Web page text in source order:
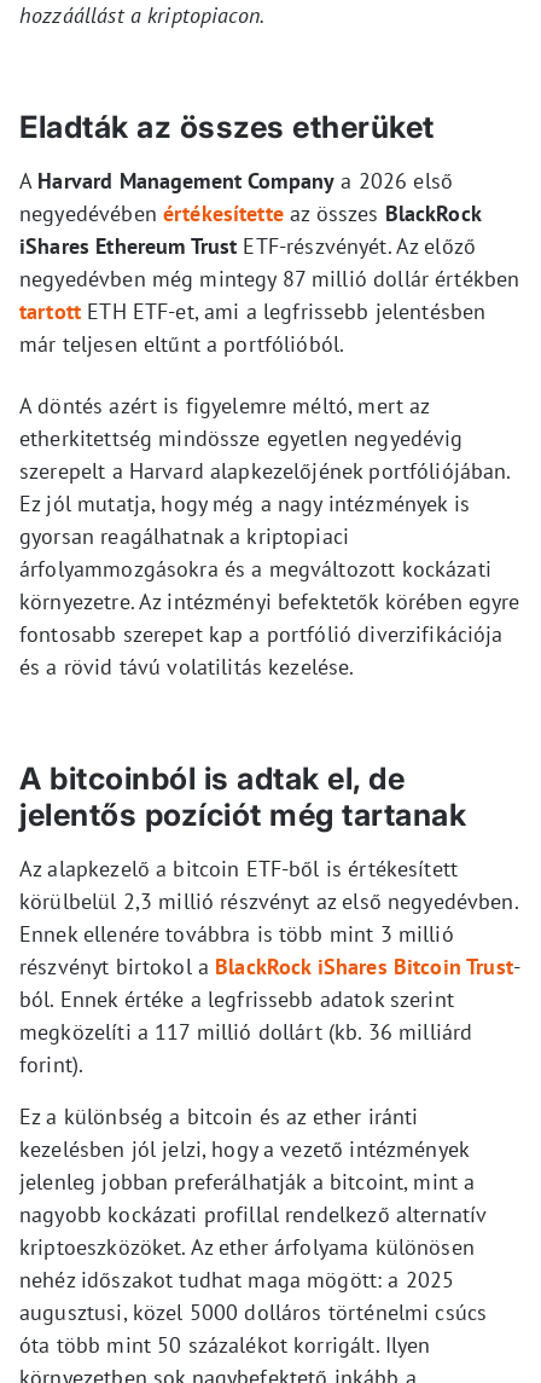
hozzáállást a kriptopiacon.
Eladták az összes etherüket
A Harvard Management Company a 2026 első
negyedévében értékesítetteaz összes BlackRock
iShares Ethereum Trust ETF-részvényét. Az előző
negyedévben még mintegy 87 millió dollár értékben
tartott ETH ETF-et, ami a legfrissebb jelentésben
már teljesen eltűnt a portfólióból.
A döntés azért is figyelemre méltó, mert az
etherkitettség mindössze egyetlen negyedévig
szerepelt a Harvard alapkezelőjének portfóliójában.
Ez jól mutatja, hogy még a nagy intézmények is
gyorsan reagálhatnak a kriptopiaci
árfolyammozgásokra és a megváltozott kockázati
környezetre. Az intézményi befektetők körében egyre
fontosabb szerepet kap a portfólió diverzifikációja
és a rövid távú volatilitás kezelése.
A bitcoinból is adtak el, de
jelentős pozíciót még tartanak
Az alapkezelő a bitcoin ETF-ből is értékesített
körülbelül 2,3 millió részvényt az első negyedévben.
Ennek ellenére továbbra is több mint 3 millió
részvényt birtokol a BlackRock iShares Bitcoin Trust-
ból. Ennek értéke a legfrissebb adatok szerint
megközelíti a 117 millió dollárt (kb. 36 milliárd
forint).
Ez a különbség a bitcoin és az ether iránti
kezelésben jól jelzi, hogy a vezető intézmények
jelenleg jobban preferálhatják a bitcoint, mint a
nagyobb kockázati profillal rendelkező alternatív
kriptoeszközöket. Az ether árfolyama különösen
nehéz időszakot tudhat maga mögött: a 2025
augusztusi, közel 5000 dolláros történelmi csúcs
óta több mint 50 százalékot korrigált. Ilyen